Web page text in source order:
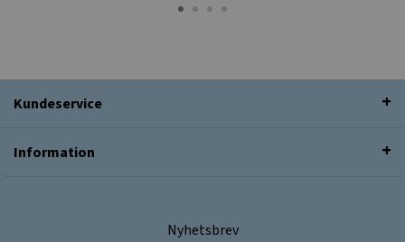
Kundeservice
Information
Nyhetsbrev